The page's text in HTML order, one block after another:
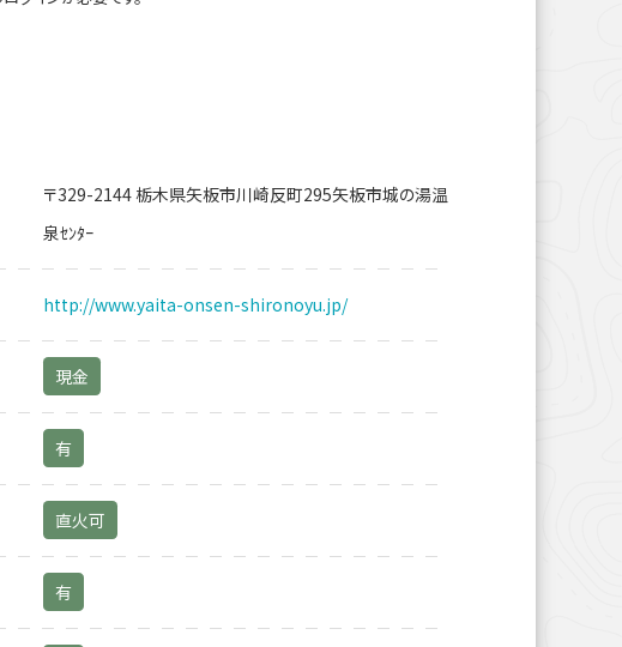
〒329-2144 栃木県矢板市川崎反町295矢板市城の湯温
泉ｾﾝﾀｰ
http://www.yaita-onsen-shironoyu.jp/
現金
有
直火可
有